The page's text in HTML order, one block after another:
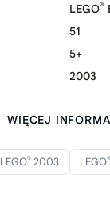
LEGO®
51
5+
2003
WIĘCEJ
LEGO® 2003 LEGO®